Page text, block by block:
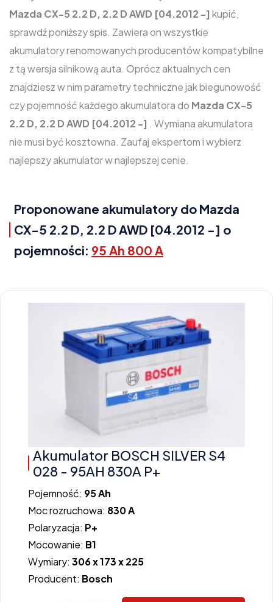
Mazda CX-5 2.2 D, 2.2 D AWD [04.2012 -] kupić,
sprawdź poniższy spis. Zawiera on wszystkie
akumulatory renomowanych producentów kompatybilne
z tą wersja silnikową auta. Oprócz aktualnych cen
znajdziesz w nim parametry techniczne jak biegunowość
czy pojemność każdego akumulatora do Mazda CX-5
2.2 D, 2.2 D AWD [04.2012 -] . Wymiana akumulatora
nie musi być kosztowna. Zaufaj ekspertom i wybierz
najlepszy akumulator w najlepszej cenie.
Proponowane akumulatory do Mazda
CX-5 2.2 D, 2.2 D AWD [04.2012 -] o
pojemności: 95 Ah 800 A
Akumulator BOSCH SILVER S4
028 - 95AH 830A P+
Pojemność: 95 Ah
Moc rozruchowa: 830 A
Polaryzacja: P+
Mocowanie: B1
Wymiary: 306 x 173 x 225
Producent: Bosch